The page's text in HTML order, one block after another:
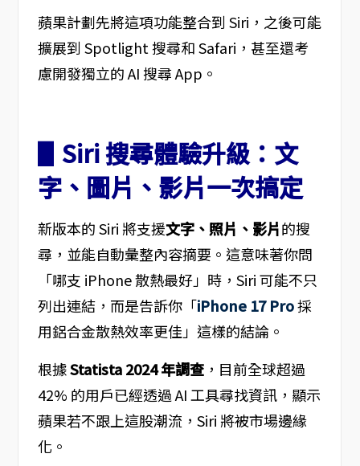
蘋果計劃先將這項功能整合到 Siri，之後可能
擴展到 Spotlight 搜尋和 Safari，甚至還考
慮開發獨立的 AI 搜尋 App。
▋Siri 搜尋體驗升級：文
字、圖片、影片一次搞定
新版本的 Siri 將支援文字、照片、影片的搜
尋，並能自動彙整內容摘要。這意味著你問
「哪支 iPhone 散熱最好」時，Siri 可能不只
列出連結，而是告訴你「iPhone 17 Pro採
用鋁合金散熱效率更佳」這樣的結論。
根據Statista 2024 年調查，目前全球超過
42% 的用戶已經透過 AI 工具尋找資訊，顯示
蘋果若不跟上這股潮流，Siri 將被市場邊緣
化。